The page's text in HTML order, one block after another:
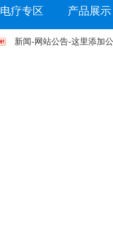
电疗专区 产品展示
新闻-网站公告-这里添加